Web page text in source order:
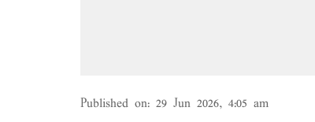
Published on: 29 Jun 2026, 4:05 am